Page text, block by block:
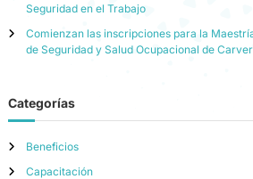
Seguridad en el Trabajo
Comienzan las inscripciones para la
de Seguridad y Salud Ocupacional de
Categorías
Beneficios
Capacitación